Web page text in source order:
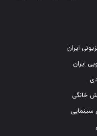
ایران
ایران
خانگی
سینمایی